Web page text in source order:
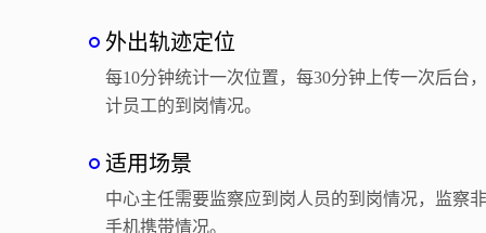
外出轨迹定位
每10分钟统计一次位置，每30分钟上传一次后台
计员工的到岗情况。
适用场景
中心主任需要监察应到岗人员的到岗情况，监察
手机携带情况。